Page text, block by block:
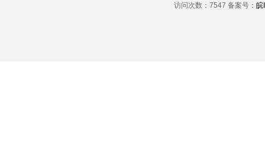
访问次数： 7547 备案号： 皖